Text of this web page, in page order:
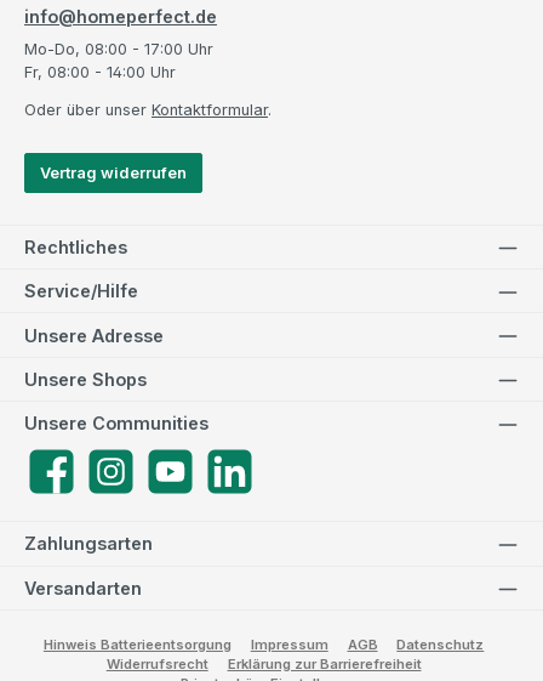
info@homeperfect.de
Mo-Do, 08:00 - 17:00 Uhr
Fr, 08:00 - 14:00 Uhr
Oder über unser Kontaktformular.
Vertrag widerrufen
Rechtliches
Service/Hilfe
Zahlungsarten
Versandarten
Unsere Adresse
Unsere Communities
FacebookInstagramYouTube
Unsere Shops
Hinweis Batterieentsorgung Impressum AGB
Datenschutz
Widerrufsrecht
Erklärung zur Barrierefreiheit